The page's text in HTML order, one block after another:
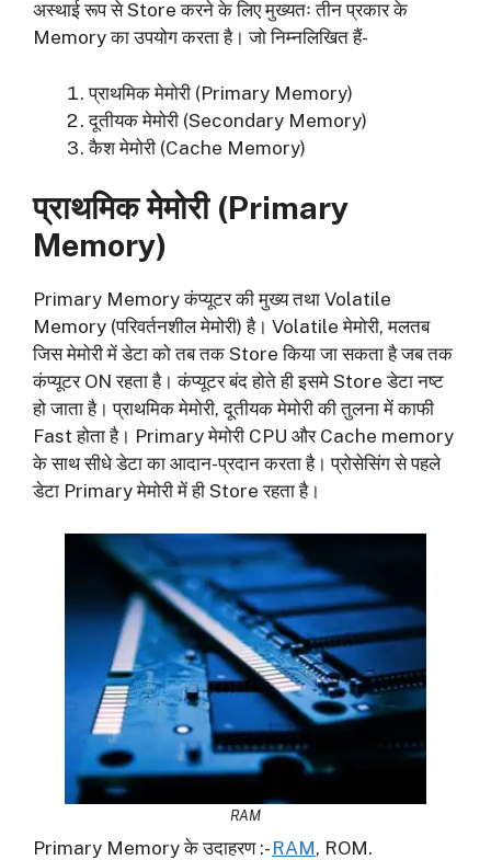
अस्थाई रूप से Store करने के लिए मुख्यतः तीन प्रकार के
Memory का उपयोग करता है। जो निम्नलिखित हैं-
प्राथमिक मेमोरी (Primary Memory)
दूतीयक मेमोरी (Secondary Memory)
कैश मेमोरी (Cache Memory)
प्राथमिक मेमोरी (Primary
Memory)
Primary Memory कंप्यूटर की मुख्य तथा Volatile
Memory (परिवर्तनशील मेमोरी) है। Volatile मेमोरी, मलतब
जिस मेमोरी में डेटा को तब तक Store किया जा सकता है जब तक
कंप्यूटर ON रहता है। कंप्यूटर बंद होते ही इसमे Store डेटा नष्ट
हो जाता है। प्राथमिक मेमोरी, दूतीयक मेमोरी की तुलना में काफी
Fast होता है। Primary मेमोरी CPU और Cache memory
के साथ सीधे डेटा का आदान-प्रदान करता है। प्रोसेसिंग से पहले
डेटा Primary मेमोरी में ही Store रहता है।
RAM
Primary Memory के उदाहरण :- RAM, ROM.